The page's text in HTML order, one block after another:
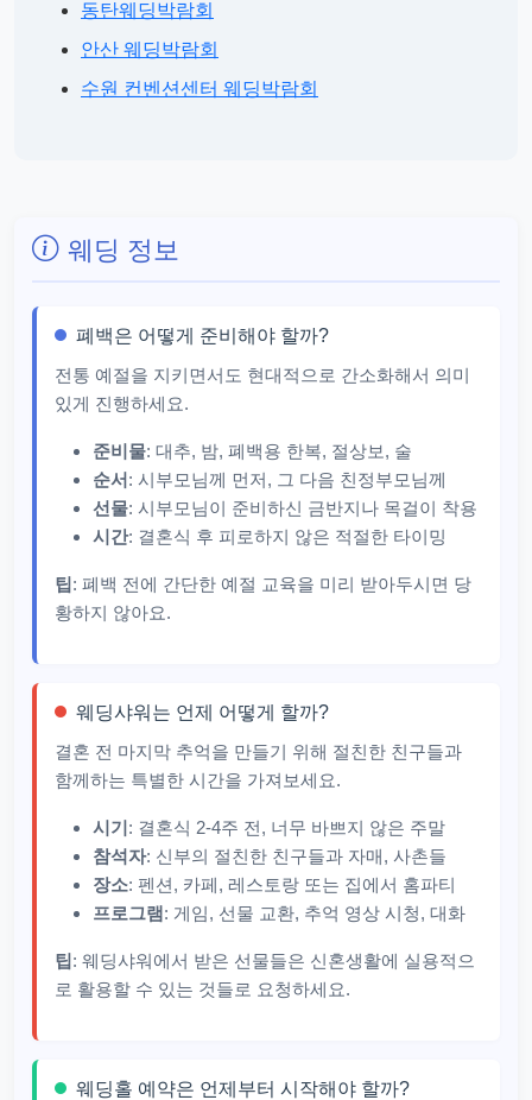
동탄웨딩박람회
안산 웨딩박람회
수원 컨벤션센터 웨딩박람회
웨딩 정보
폐백은 어떻게 준비해야 할까?
전통 예절을 지키면서도 현대적으로 간소화해서 의미
있게 진행하세요.
준비물: 대추, 밤, 폐백용 한복, 절상보, 술
순서 : 시부모님께 먼저, 그 다음 친정부모님께
선물: 시부모님이 준비하신 금반지나 목걸이 착용
시간: 결혼식 후 피로하지 않은 적절한 타이밍
팁 : 폐백 전에 간단한 예절 교육을 미리 받아두시면 당
황하지 않아요.
웨딩샤워는 언제 어떻게 할까?
결혼 전 마지막 추억을 만들기 위해 절친한 친구들과
함께하는 특별한 시간을 가져보세요.
시기: 결혼식 2-4주 전, 너무 바쁘지 않은 주말
참석자: 신부의 절친한 친구들과 자매, 사촌들
장소: 펜션, 카페, 레스토랑 또는 집에서 홈파티
프로그램 : 게임, 선물 교환, 추억 영상 시청, 대화
팁 : 웨딩샤워에서 받은 선물들은 신혼생활에 실용적으
로 활용할 수 있는 것들로 요청하세요.
웨딩홀 예약은 언제부터 시작해야 할까?